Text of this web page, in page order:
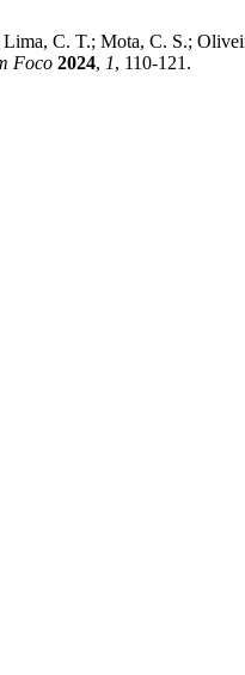
C. T.; Mota, C. S.;
Foco 2024, 1, 110-121.